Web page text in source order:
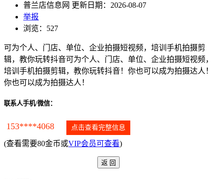
普兰店信息网 更新日期：2026-08-07
举报
浏览：527
可为个人、门店、单位、企业拍摄短视频，培训手机拍摄剪
辑，教你玩转抖音可为个人、门店、单位、企业拍摄短视频，
培训手机拍摄剪辑，教你玩转抖音！你也可以成为拍摄达人！
你也可以成为拍摄达人！
联系人手机/微信：
153****4068 点击查看完整信息
(查看需要80金币或VIP会员可查看)